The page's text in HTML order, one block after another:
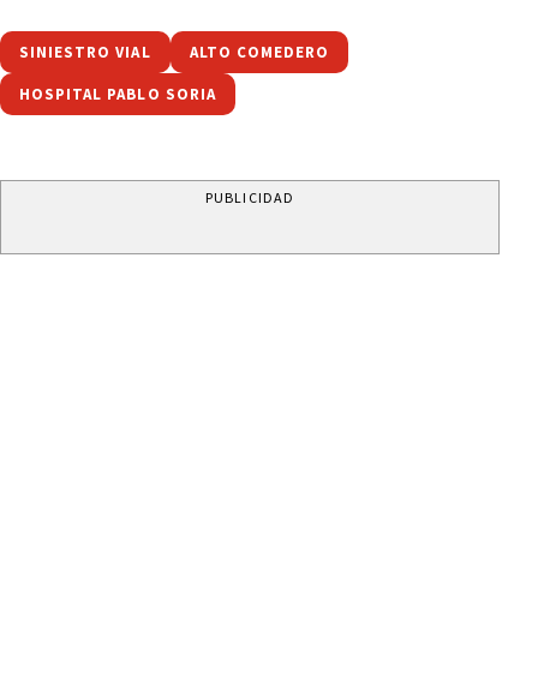
SINIESTRO VIAL ALTO COMEDERO
HOSPITAL PABLO SORIA
PUBLICIDAD